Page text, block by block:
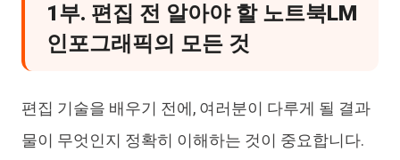
1부. 편집 전 알아야 할 노트북LM
인포그래픽의 모든 것
편집 기술을 배우기 전에, 여러분이 다루게 될 결과
물이 무엇인지 정확히 이해하는 것이 중요합니다.